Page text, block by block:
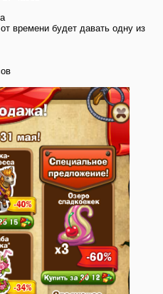
времени будет давать одну из